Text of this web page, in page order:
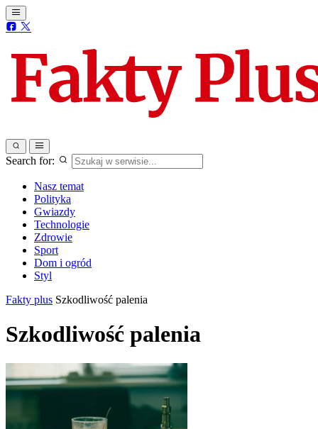
Search for:
Nasz temat
Polityka
Gwiazdy
Technologie
Zdrowie
Sport
Dom i ogród
Styl
Fakty plus Szkodliwość palenia
Szkodliwość palenia